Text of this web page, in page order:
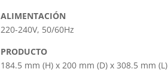
ALIMENTACIÓN
220-240V, 50/60Hz
PRODUCTO
184.5 mm (H) x 200 mm (D) x 308.5 mm (L)